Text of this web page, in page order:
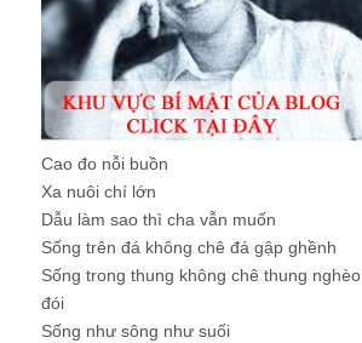
Cao đo nỗi buồn
Xa nuôi chí lớn
Dẫu làm sao thì cha vẫn muốn
Sống trên đá không chê đá gập ghềnh
Sống trong thung không chê thung nghèo
đói
Sống như sông như suối